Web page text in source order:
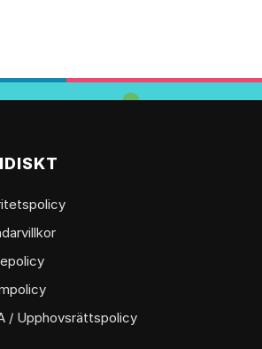
/ Upphovsrättspolicy